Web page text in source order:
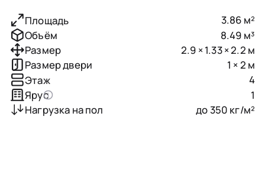
Площадь
3.86 м²
Объём
8.49 м³
Размер
2.9 × 1.33 × 2.2 м
Размер двери
1 × 2 м
Этаж
4
Ярус
1
Нагрузка на пол
до 350 кг/м²